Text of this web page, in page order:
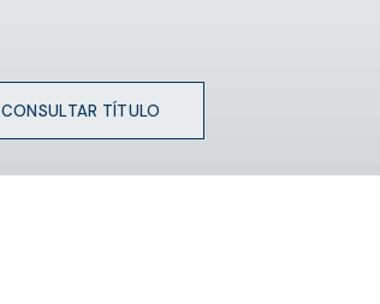
CONSULTAR TÍTULO